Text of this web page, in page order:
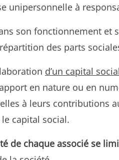
unipersonnelle à
son fonctionnement et
des parts
d’un capital social
en nature ou en
à leurs contributions
capital social.
de chaque associé se